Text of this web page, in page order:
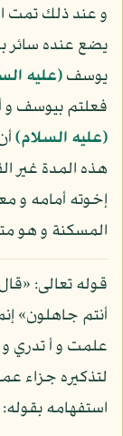
و عند ذلك تمت
يضع عنده سائر
يوسف(عليه
فعلتم بيوسف و
(عليه السلام)
هذه المدة غير
إخوته أمامه و
المسكنة و هو
قوله تعالى:
أنتم جاهلون»
علمت و أ تدري
لتذكيره جزاء
استفهامه